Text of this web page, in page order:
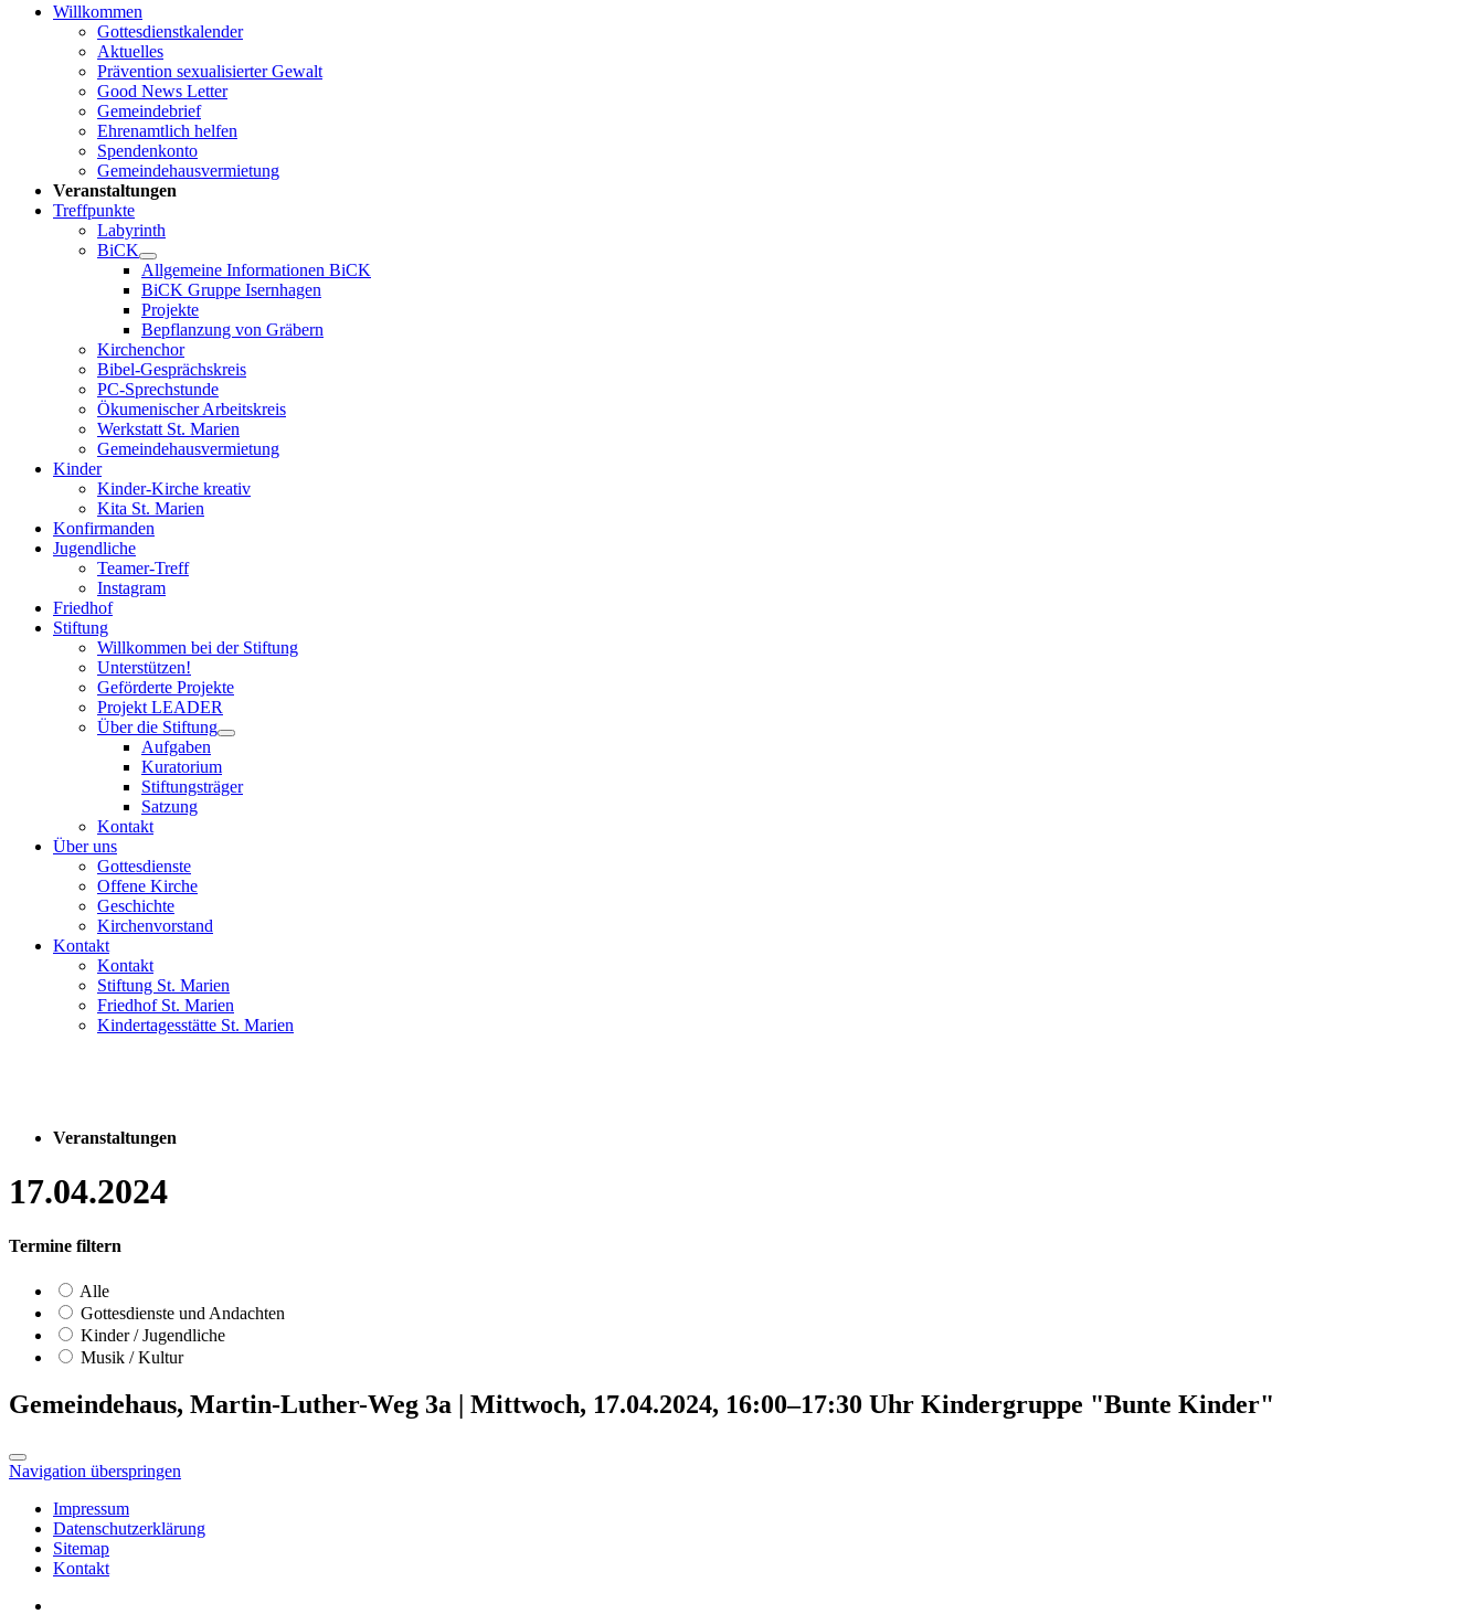
Willkommen
Gottesdienstkalender
Aktuelles
Prävention sexualisierter Gewalt
Good News Letter
Gemeindebrief
Ehrenamtlich helfen
Spendenkonto
Gemeindehausvermietung
Veranstaltungen
Treffpunkte
Labyrinth
BiCK
Allgemeine Informationen BiCK
BiCK Gruppe Isernhagen
Projekte
Bepflanzung von Gräbern
Kirchenchor
Bibel-Gesprächskreis
PC-Sprechstunde
Ökumenischer Arbeitskreis
Werkstatt St. Marien
Gemeindehausvermietung
Kinder
Kinder-Kirche kreativ
Kita St. Marien
Konfirmanden
Jugendliche
Teamer-Treff
Instagram
Friedhof
Stiftung
Willkommen bei der Stiftung
Unterstützen!
Geförderte Projekte
Projekt LEADER
Über die Stiftung
Aufgaben
Kuratorium
Stiftungsträger
Satzung
Kontakt
Über uns
Gottesdienste
Offene Kirche
Geschichte
Kirchenvorstand
Kontakt
Kontakt
Stiftung St. Marien
Friedhof St. Marien
Kindertagesstätte St. Marien
Veranstaltungen
17.04.2024
Termine filtern
Alle
Gottesdienste und Andachten
Kinder / Jugendliche
Musik / Kultur
Gemeindehaus, Martin-Luther-Weg 3a | Mittwoch, 17.04.2024, 16:00–17:30 Uhr Kindergruppe "Bunte Kinder"
Navigation überspringen
Impressum
Datenschutzerklärung
Sitemap
Kontakt